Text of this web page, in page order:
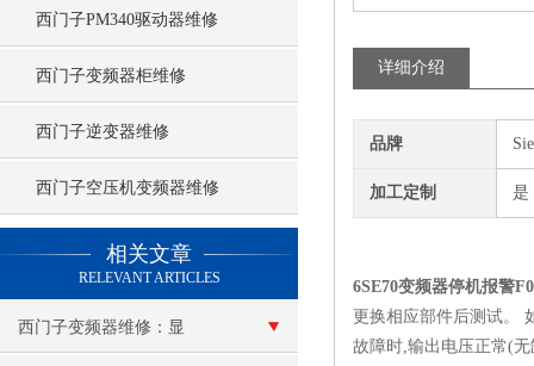
西门子PM340驱动器维修
西门子变频器柜维修
西门子逆变器维修
西门子空压机变频器维修
相关文章
RELEVANT ARTICLES
西门子变频器维修：显
详细介绍
品牌
加工定制 是
6SE70变频器停机报警
更换相应部件后测试。
故障时,输出电压正常(